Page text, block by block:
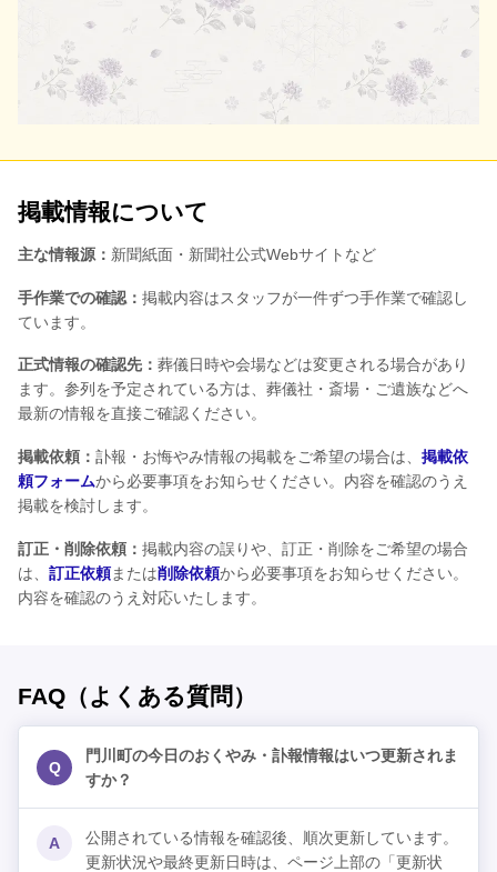
掲載情報について
主な情報源： 新聞紙面・新聞社公式Webサイトなど
手作業での確認： 掲載内容はスタッフが一件ずつ手作業で確認し
ています。
正式情報の確認先： 葬儀日時や会場などは変更される場合があり
ます。参列を予定されている方は、葬儀社・斎場・ご遺族などへ
最新の情報を直接ご確認ください。
掲載依頼： 訃報・お悔やみ情報の掲載をご希望の場合は、 掲載依
頼フォームから必要事項をお知らせください。内容を確認のうえ
掲載を検討します。
訂正・削除依頼： 掲載内容の誤りや、訂正・削除をご希望の場合
は、 訂正依頼または削除依頼から必要事項をお知らせください。
内容を確認のうえ対応いたします。
FAQ（よくある質問）
Q
門川町の今日のおくやみ・訃報情報はいつ更新されま
すか？
A
公開されている情報を確認後、順次更新しています。
更新状況や最終更新日時は、ページ上部の「更新状